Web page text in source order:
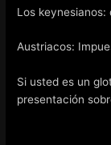
Los
Austriacos:
Si usted es un
presentación